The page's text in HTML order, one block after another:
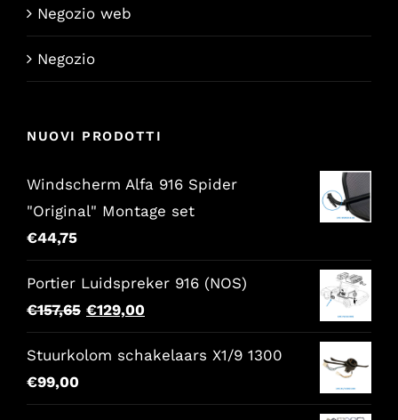
Negozio web
Negozio
NUOVI PRODOTTI
Windscherm Alfa 916 Spider
"Original" Montage set
€44,75
Portier Luidspreker 916 (NOS)
€157,65 Il
prezzo
originale
€129,00Il
prezzo
attuale
Stuurkolom schakelaars X1/9 1300
€99,00